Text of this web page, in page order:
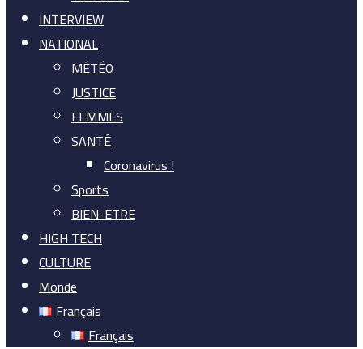
INTERVIEW
NATIONAL
MÉTÉO
JUSTICE
FEMMES
SANTÉ
Coronavirus !
Sports
BIEN-ETRE
HIGH TECH
CULTURE
Monde
Français
Français